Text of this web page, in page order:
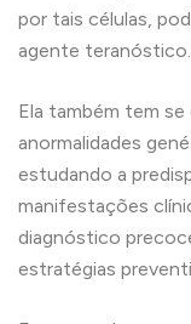
por tais células,
agente teranóstico.
Ela também tem
anormalidades
estudando a
manifestações
diagnóstico
estratégias